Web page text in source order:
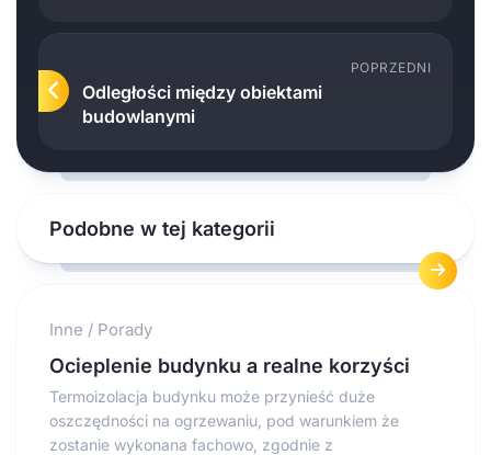
POPRZEDNI
Odległości między obiektami
budowlanymi
Podobne w tej kategorii
Inne / Porady
Ocieplenie budynku a realne korzyści
Termoizolacja budynku może przynieść duże
oszczędności na ogrzewaniu, pod warunkiem że
zostanie wykonana fachowo, zgodnie z